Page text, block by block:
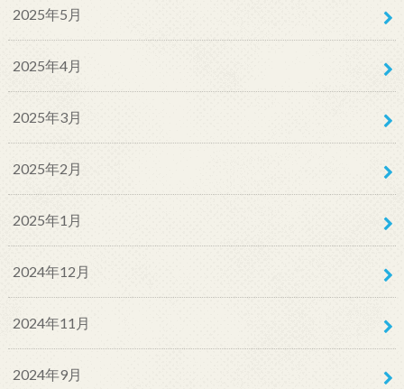
2025年5月
2025年4月
2025年3月
2025年2月
2025年1月
2024年12月
2024年11月
2024年9月